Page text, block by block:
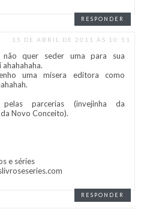
RESPONDER
15 DE ABRIL DE 2011 ÀS 10:51
não quer seder uma para sua
uma mísera editora como
pelas parcerias (invejinha da
Novo Conceito).
e séries
RESPONDER